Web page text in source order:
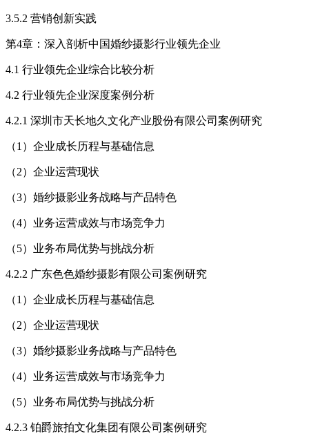
3.5.2 营销创新实践
第4章：深入剖析中国婚纱摄影行业领先企业
4.1 行业领先企业综合比较分析
4.2 行业领先企业深度案例分析
4.2.1 深圳市天长地久文化产业股份有限公司案例研究
（1）企业成长历程与基础信息
（2）企业运营现状
（3）婚纱摄影业务战略与产品特色
（4）业务运营成效与市场竞争力
（5）业务布局优势与挑战分析
4.2.2 广东色色婚纱摄影有限公司案例研究
（1）企业成长历程与基础信息
（2）企业运营现状
（3）婚纱摄影业务战略与产品特色
（4）业务运营成效与市场竞争力
（5）业务布局优势与挑战分析
4.2.3 铂爵旅拍文化集团有限公司案例研究